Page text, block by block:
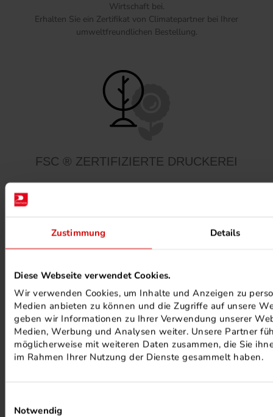
Zustimmung Details
Diese Webseite verwendet Cookies.
Wir verwenden Cookies, um Inhalte und Anzeigen zu
Medien anbieten zu können und die Zugriffe auf unsere
geben wir Informationen zu Ihrer Verwendung unserer
Medien, Werbung und Analysen weiter. Unsere Partner
möglicherweise mit weiteren Daten zusammen, die Sie
im Rahmen Ihrer Nutzung der Dienste gesammelt haben.
Notwendig
Wirtschaft bei.
Erhalten Sie ein Zertifikat von Climatepartner bei Ihrer
umweltfreundlichen Bestellung.
FSC ® ZERTIFIZIERTE DRUCKEREI
MINERALÖLFREIE FARBEN